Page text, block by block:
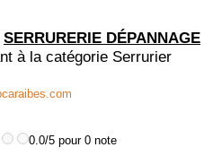
SERRURERIE DÉPANNAGE
à la catégorie Serrurier
0.0/5 pour 0 note